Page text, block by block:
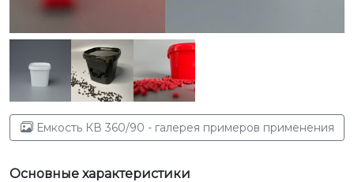
Емкость КВ 360/90 - галерея примеров применения
Основные характеристики